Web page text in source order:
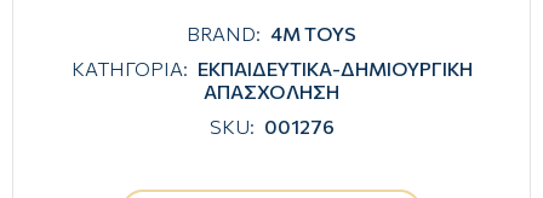
BRAND: 4M TOYS
ΚΑΤΗΓΟΡΙΑ: ΕΚΠΑΙΔΕΥΤΙΚΑ-ΔΗΜΙΟΥΡΓΙΚΗ
ΑΠΑΣΧΟΛΗΣΗ
SKU: 001276